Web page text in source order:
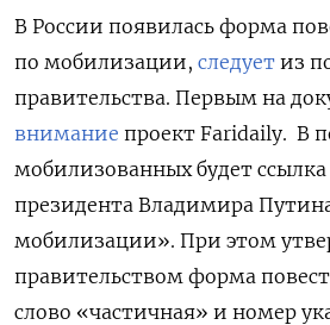
В России появилась форма
по мобилизации, следует из
правительства. Первым на
внимание проект Faridaily. В
мобилизованных будет
президента Владимира
мобилизации». При этом
правительством форма
слово «частичная» и номер